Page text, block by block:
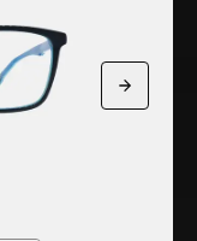
Next